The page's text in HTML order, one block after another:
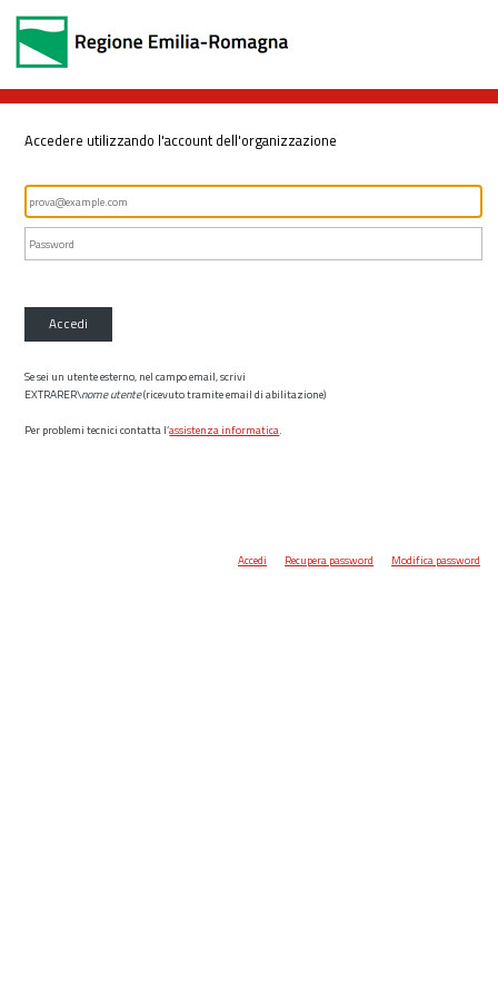
Accedere utilizzando l'account dell'organizzazione
Accedi
Se sei un utente esterno, nel campo email, scrivi
EXTRARER\nome utente(ricevuto tramite email di abilitazione)
Per problemi tecnici contatta l’assistenza informatica.
Accedi Recupera password Modifica password